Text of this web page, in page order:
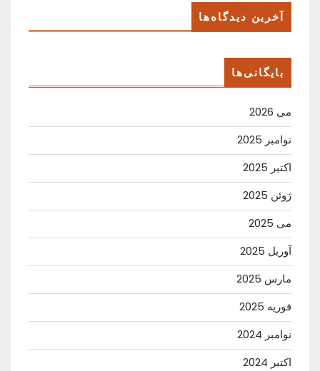
آخرین دیدگاه‌ها
بایگانی‌ها
می 2026
نوامبر 2025
اکتبر 2025
ژوئن 2025
می 2025
آوریل 2025
مارس 2025
فوریه 2025
نوامبر 2024
اکتبر 2024